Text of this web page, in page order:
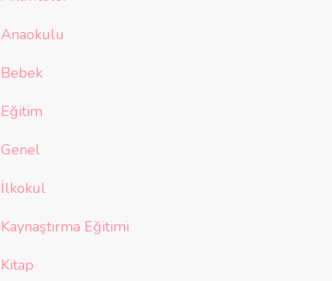
Anaokulu
Bebek
Eğitim
Genel
İlkokul
Kaynaştırma Eğitimi
Kitap